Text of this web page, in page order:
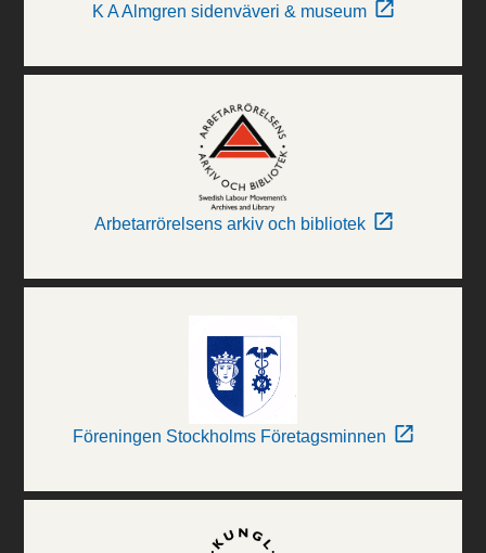
K A Almgren sidenväveri & museum
Arbetarrörelsens arkiv och bibliotek
Föreningen Stockholms Företagsminnen